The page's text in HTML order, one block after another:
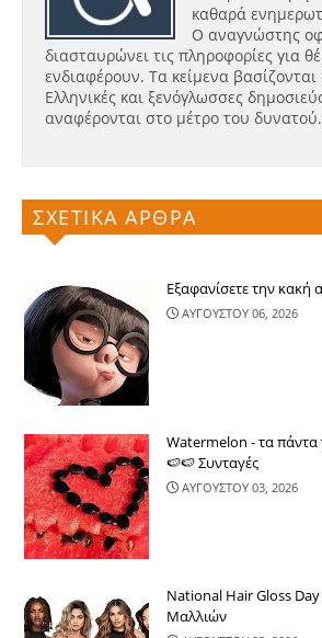
καθαρά
Ο αναγνώστης
διασταυρώνει τις πληροφορίες για
ενδιαφέρουν. Τα κείμενα
Ελληνικές και ξενόγλωσσες
αναφέρονται στο μέτρο του δυνατού.
ΣΧΕΤΙΚΑ ΑΡΘΡΑ
Εξαφανίσετε την κακή
ΑΥΓΟΥΣΤΟΥ 06, 2026
Watermelon - τα πάντα
🍉🍉 Συνταγές
ΑΥΓΟΥΣΤΟΥ 03, 2026
National Hair Gloss
Μαλλιών